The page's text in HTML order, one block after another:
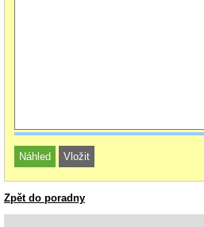
Zpět do poradny